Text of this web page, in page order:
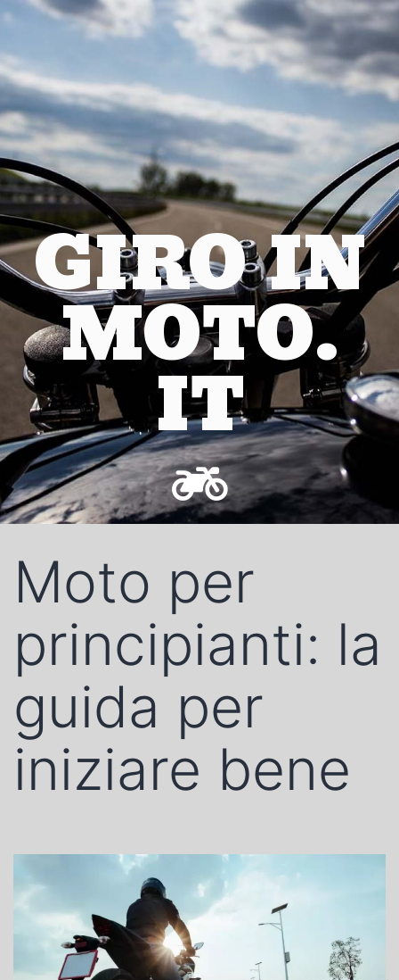
GIRO IN
MOTO.
IT
Moto per
principianti: la
guida per
iniziare bene